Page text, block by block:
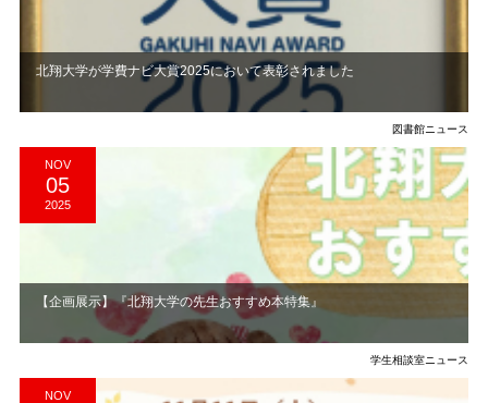
北翔大学が学費ナビ大賞2025において表彰されました
図書館ニュース
NOV
05
2025
【企画展示】『北翔大学の先生おすすめ本特集』
学生相談室ニュース
NOV